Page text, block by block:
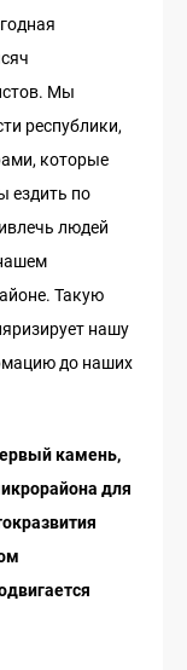
Мы
республики,
которые
ездить по
людей
Такую
нашу
до наших
камень,
для